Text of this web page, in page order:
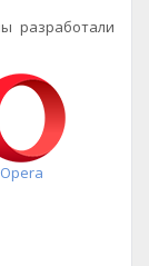
разработали
Opera